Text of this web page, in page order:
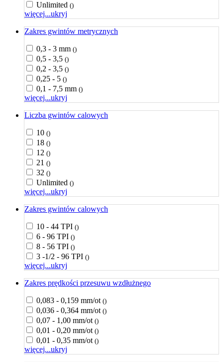
Unlimited ()
więcej...ukryj
Zakres gwintów metrycznych
0,3 - 3 mm ()
0,5 - 3,5 ()
0,2 - 3,5 ()
0,25 - 5 ()
0,1 - 7,5 mm ()
więcej...ukryj
Liczba gwintów calowych
10 ()
18 ()
12 ()
21 ()
32 ()
Unlimited ()
więcej...ukryj
Zakres gwintów calowych
10 - 44 TPI ()
6 - 96 TPI ()
8 - 56 TPI ()
3 -1/2 - 96 TPI ()
więcej...ukryj
Zakres prędkości przesuwu wzdłużnego
0,083 - 0,159 mm/ot ()
0,036 - 0,364 mm/ot ()
0,07 - 1,00 mm/ot ()
0,01 - 0,20 mm/ot ()
0,01 - 0,35 mm/ot ()
więcej...ukryj